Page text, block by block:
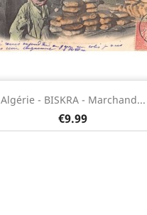
Algérie - BISKRA - Marchand...
€9.99
Quick view